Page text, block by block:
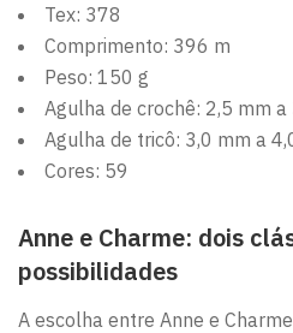
Tex: 378
Comprimento: 396 m
Peso: 150 g
Agulha de crochê: 2,5 mm a
Agulha de tricô: 3,0 mm a
Cores: 59
Anne e Charme: dois
possibilidades
A escolha entre Anne e